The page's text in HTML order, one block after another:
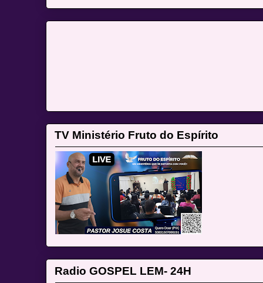
TV Ministério Fruto do Espírito
Radio GOSPEL LEM- 24H